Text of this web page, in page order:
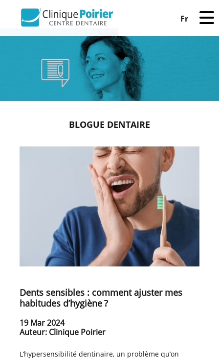
Fr
BLOGUE DENTAIRE
Dents sensibles : comment ajuster mes
habitudes d’hygiène ?
19 Mar 2024
Auteur: Clinique Poirier
L’hypersensibilité dentinaire, un problème qu’on